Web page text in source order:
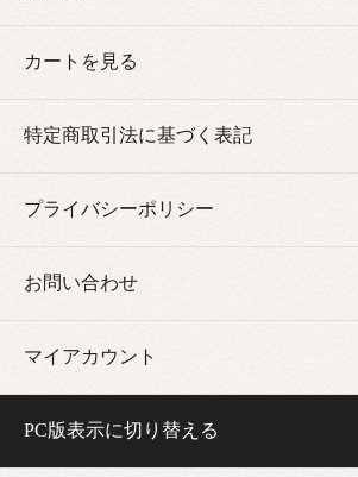
カートを見る
特定商取引法に基づく表記
プライバシーポリシー
お問い合わせ
マイアカウント
PC版表示に切り替える